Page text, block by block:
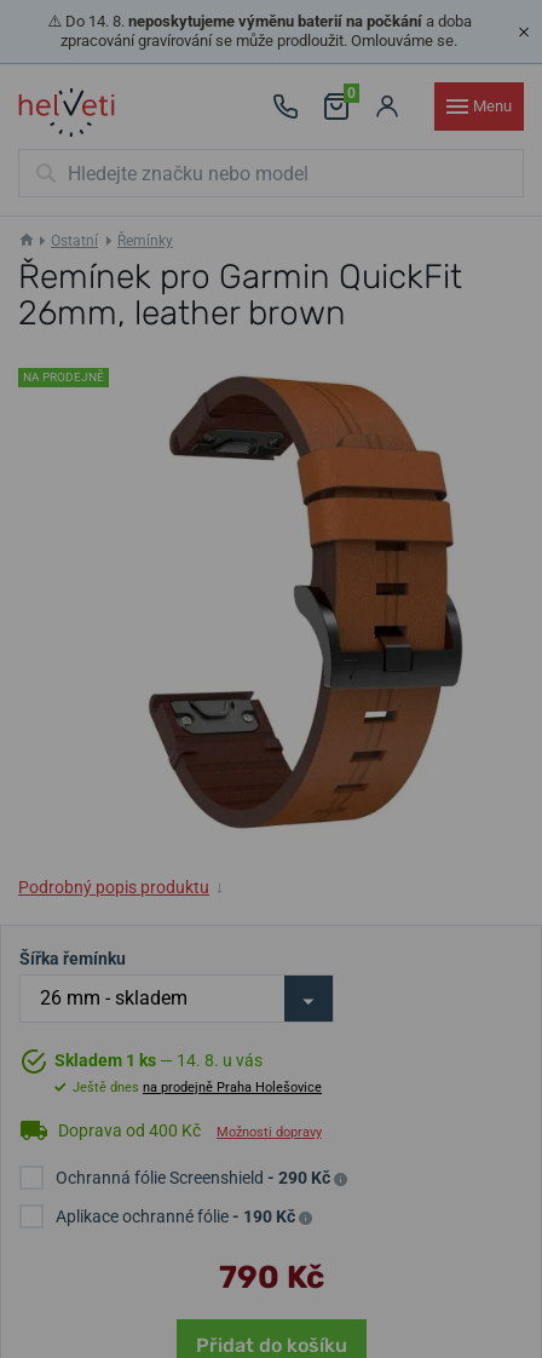
⚠️ Do 14. 8. neposkytujeme výměnu baterií na počkánía doba
zpracování gravírování se může prodloužit. Omlouváme se.
0
Menu
Ostatní Řemínky
Řemínek pro Garmin QuickFit
26mm, leather brown
NA PRODEJNĚ
Podrobný popis produktu ↓
Šířka řemínku
Skladem 1 ks — 14. 8. u vás
Ještě dnes na prodejně Praha Holešovice
Doprava od 400 Kč Možnosti dopravy
Ochranná fólie Screenshield - 290 Kč
Aplikace ochranné fólie- 190 Kč
790 Kč
Přidat do košíku